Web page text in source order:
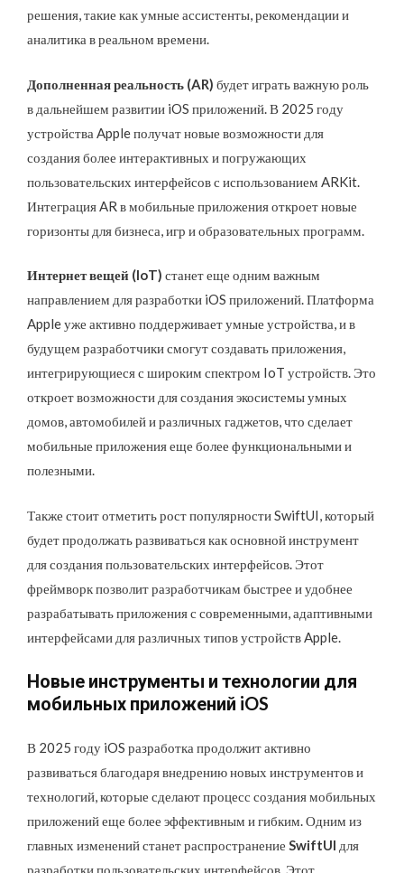
решения, такие как умные ассистенты, рекомендации и
аналитика в реальном времени.
Дополненная реальность (AR) будет играть важную роль
в дальнейшем развитии iOS приложений. В 2025 году
устройства Apple получат новые возможности для
создания более интерактивных и погружающих
пользовательских интерфейсов с использованием ARKit.
Интеграция AR в мобильные приложения откроет новые
горизонты для бизнеса, игр и образовательных программ.
Интернет вещей (IoT) станет еще одним важным
направлением для разработки iOS приложений. Платформа
Apple уже активно поддерживает умные устройства, и в
будущем разработчики смогут создавать приложения,
интегрирующиеся с широким спектром IoT устройств. Это
откроет возможности для создания экосистемы умных
домов, автомобилей и различных гаджетов, что сделает
мобильные приложения еще более функциональными и
полезными.
Также стоит отметить рост популярности SwiftUI, который
будет продолжать развиваться как основной инструмент
для создания пользовательских интерфейсов. Этот
фреймворк позволит разработчикам быстрее и удобнее
разрабатывать приложения с современными, адаптивными
интерфейсами для различных типов устройств Apple.
Новые инструменты и технологии для
мобильных приложений iOS
В 2025 году iOS разработка продолжит активно
развиваться благодаря внедрению новых инструментов и
технологий, которые сделают процесс создания мобильных
приложений еще более эффективным и гибким. Одним из
главных изменений станет распространение SwiftUI для
разработки пользовательских интерфейсов. Этот